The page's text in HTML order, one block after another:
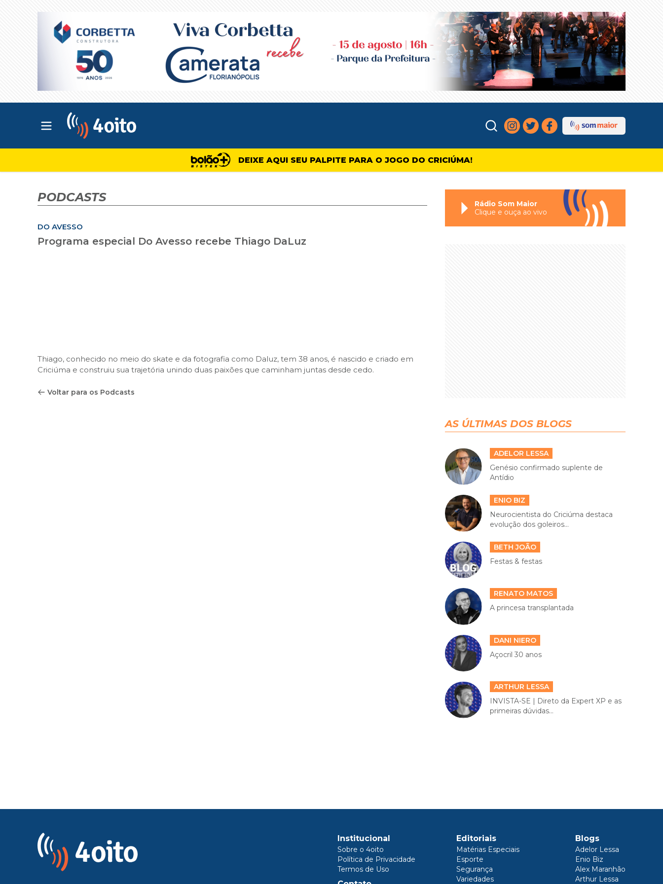
Abrir menu principal
DEIXE AQUI SEU PALPITE PARA O JOGO DO CRICIÚMA!
PODCASTS
DO AVESSO
Programa especial Do Avesso recebe Thiago DaLuz
Thiago, conhecido no meio do skate e da fotografia como Daluz, tem 38 anos, é nascido e criado em
Criciúma e construiu sua trajetória unindo duas paixões que caminham juntas desde cedo.
Voltar para os Podcasts
Rádio Som Maior
Clique e ouça ao vivo
AS ÚLTIMAS DOS BLOGS
ADELOR LESSA
Genésio confirmado suplente de
Antídio
ENIO BIZ
Neurocientista do Criciúma destaca
evolução dos goleiros...
BETH JOÃO
Festas & festas
RENATO MATOS
A princesa transplantada
DANI NIERO
Açocril 30 anos
ARTHUR LESSA
INVISTA-SE | Direto da Expert XP e as
primeiras dúvidas...
Institucional
Sobre o 4oito
Política de Privacidade
Termos de Uso
Editoriais
Matérias Especiais
Esporte
Segurança
Variedades
Blogs
Adelor Lessa
Enio Biz
Alex Maranhão
Arthur Lessa